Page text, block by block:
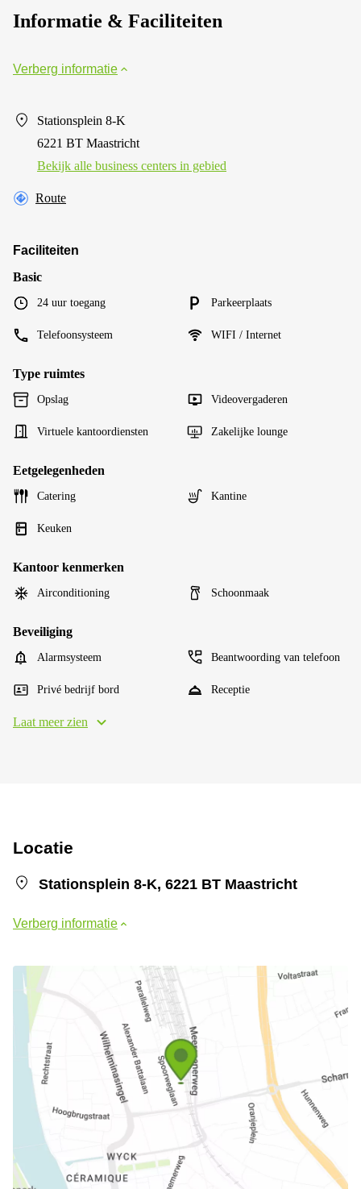
Informatie & Faciliteiten
Verberg informatie
Stationsplein 8-K
6221 BT Maastricht
Bekijk alle business centers in gebied
Route
Faciliteiten
Basic
24 uur toegang Parkeerplaats
Telefoonsysteem WIFI / Internet
Type ruimtes
Opslag Videovergaderen
Virtuele kantoordiensten Zakelijke lounge
Eetgelegenheden
Catering Kantine
Keuken
Kantoor kenmerken
Airconditioning Schoonmaak
Beveiliging
Alarmsysteem Beantwoording van telefoon
Privé bedrijf bord Receptie
Laat meer zien
Locatie
Stationsplein 8-K, 6221 BT Maastricht
Verberg informatie